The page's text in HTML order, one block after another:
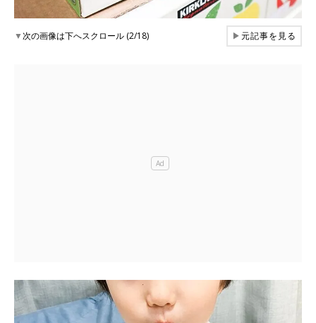
▼次の画像は下へスクロール (2/18) ▶元記事を見る